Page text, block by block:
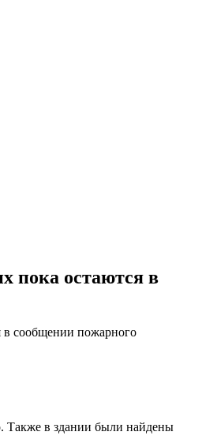
пока остаются в
в сообщении пожарного
Также в здании были найдены